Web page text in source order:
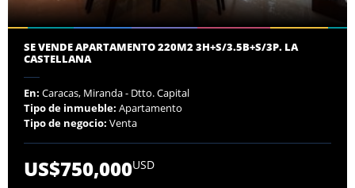
SE VENDE APARTAMENTO 220M2 3H+S/3.5B+S/3P. LA
CASTELLANA
En: Caracas, Miranda - Dtto. Capital
Tipo de inmueble: Apartamento
Tipo de negocio: Venta
US$750,000USD